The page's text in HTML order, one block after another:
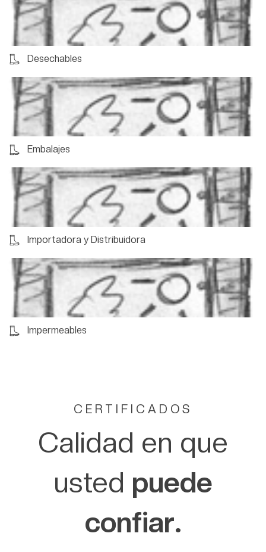
Desechables
Embalajes
Importadora y Distribuidora
Impermeables
CERTIFICADOS
Calidad en que
usted puede
confiar.